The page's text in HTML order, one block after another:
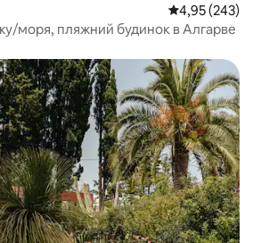
Середня
4,95 (243)
моря, пляжний будинок в Алгарве